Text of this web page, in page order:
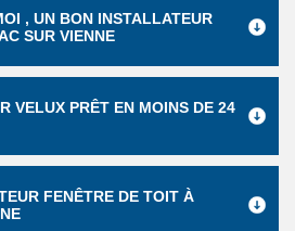
, UN BON INSTALLATEUR
SUR VIENNE
VELUX PRÊT EN MOINS DE 24
FENÊTRE DE TOIT À